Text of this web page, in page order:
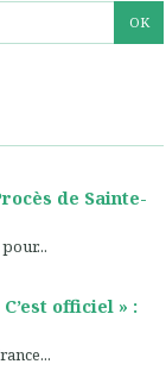
de Sainte-
C’est officiel » :